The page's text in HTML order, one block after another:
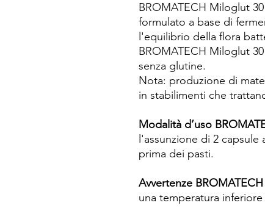
BROMATECH Miloglut
formulato a base di
l'equilibrio della flora
BROMATECH Miloglut
senza glutine.
Nota: produzione di
in stabilimenti che
Modalità d’uso
l'assunzione di 2
prima dei pasti.
Avvertenze
una temperatura inferiore